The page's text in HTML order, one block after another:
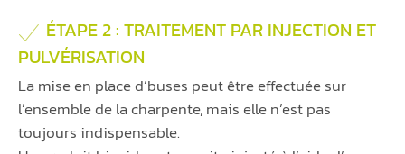
ÉTAPE 2 : TRAITEMENT PAR INJECTION ET
PULVÉRISATION
La mise en place d’buses peut être effectuée sur
l’ensemble de la charpente, mais elle n’est pas
toujours indispensable.